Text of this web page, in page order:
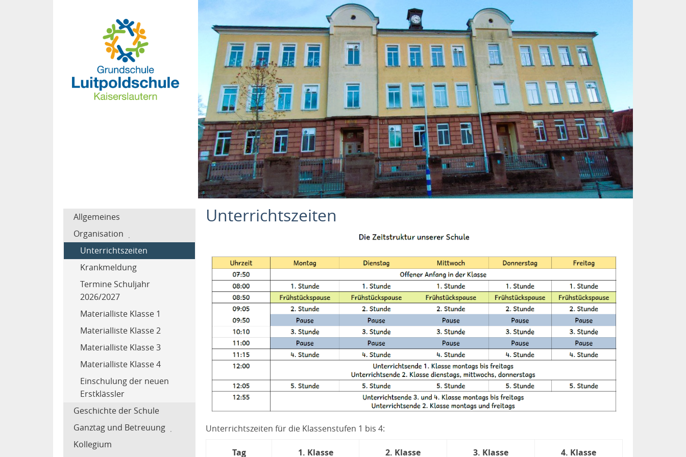
Allgemeines
Organisation
Unterrichtszeiten
Krankmeldung
Termine Schuljahr
2026/2027
Materialliste Klasse 1
Materialliste Klasse 2
Materialliste Klasse 3
Materialliste Klasse 4
Einschulung der neuen
Erstklässler
Geschichte der Schule
Ganztag und Betreuung
Anmeldung für die
Kollegium
Unterrichtszeiten
Unterrichtszeiten für die Klassenstufen 1 bis 4:
Tag 1. Klasse 2. Klasse 3. Klasse 4. Klasse